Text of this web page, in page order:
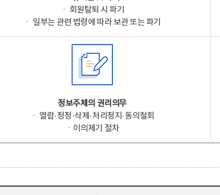
ㆍ 회원탈퇴 시 파기
ㆍ 일부는 관련 법령에 따라 보관 또는 파기
정보주체의 권리의무
ㆍ 열람·정정·삭제·처리정지·동의철회
ㆍ이의제기 절차